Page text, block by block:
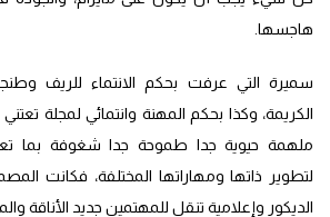
هاجسها.
سميرة التي عرفت بحكم الانتماء للريف
الكريمة، وكذا بحكم المهنة وانتمائي لمجلة تعتني
ملهمة حيوية جدا طموحة جدا شغوفة بما
لتطوير ذاتها ومهاراتها المختلفة، فكانت
الديكور وإعلامية تنقل للمهتمين جديد الأناقة